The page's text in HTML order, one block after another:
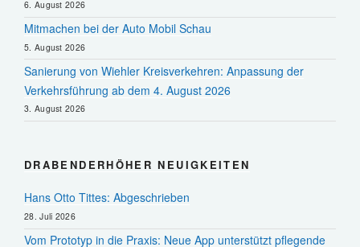
6. August 2026
Mitmachen bei der Auto Mobil Schau
5. August 2026
Sanierung von Wiehler Kreisverkehren: Anpassung der
Verkehrsführung ab dem 4. August 2026
3. August 2026
DRABENDERHÖHER NEUIGKEITEN
Hans Otto Tittes: Abgeschrieben
28. Juli 2026
Vom Prototyp in die Praxis: Neue App unterstützt pflegende